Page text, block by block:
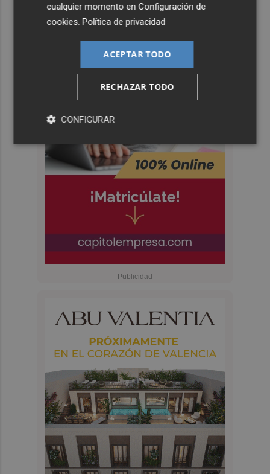
cualquier momento enConfiguración de
cookies .Política de privacidad
ACEPTAR TODO
RECHAZAR TODO
CONFIGURAR